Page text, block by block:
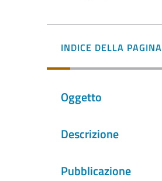
INDICE DELLA PAGINA
Oggetto
Descrizione
Pubblicazione